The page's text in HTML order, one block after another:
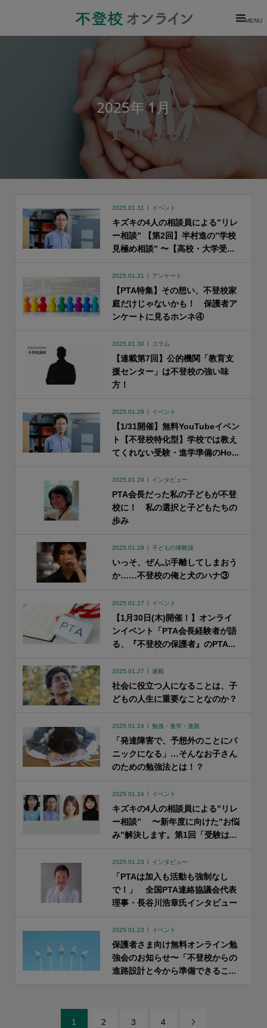
MENU
2025年 1月
2025.01.31 イベント
キズキの4人の相談員による”リレ
ー相談” 【第2回】半村進の”学校
見極め相談” 〜【高校・大学受...
2025.01.31 アンケート
【PTA特集】その想い、不登校家
庭だけじゃないかも！ 保護者ア
ンケートに見るホンネ④
2025.01.30 コラム
【連載第7回】公的機関「教育支
援センター」は不登校の強い味
方！
2025.01.29 イベント
【1/31開催】無料YouTubeイベン
ト【不登校特化型】学校では教え
てくれない受験・進学準備のHo...
2025.01.29 インタビュー
PTA会長だった私の子どもが不登
校に！ 私の選択と子どもたちの
歩み
2025.01.28 子どもの体験談
いっそ、ぜんぶ手離してしまおう
か……不登校の俺と犬のハナ③
2025.01.27 イベント
【1月30日(木)開催！】オンライ
ンイベント「PTA会長経験者が語
る、『不登校の保護者』のPTA...
2025.01.27 連載
社会に役立つ人になることは、子
どもの人生に重要なことなのか？
2025.01.24 勉強・進学・進路
「発達障害で、予想外のことにパ
ニックになる」…そんなお子さん
のための勉強法とは！？
2025.01.24 イベント
キズキの4人の相談員による”リレ
ー相談” 〜新年度に向けた”お悩
み”解決します。第1回「受験は...
2025.01.23 インタビュー
「PTAは加入も活動も強制なし
で！」 全国PTA連絡協議会代表
理事・長谷川浩章氏インタビュー
2025.01.23 イベント
保護者さま向け無料オンライン勉
強会のお知らせ〜「不登校からの
進路設計と今から準備できるこ...
1 2 3 4 